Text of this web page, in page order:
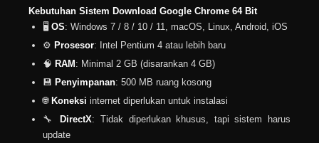
Kebutuhan Sistem Download Google Chrome 64 Bit
🖥️ OS: Windows 7 / 8 / 10 / 11, macOS, Linux, Android, iOS
⚙️ Prosesor: Intel Pentium 4 atau lebih baru
🧠 RAM : Minimal 2 GB (disarankan 4 GB)
💾 Penyimpanan: 500 MB ruang kosong
🌐 Koneksi internet diperlukan untuk instalasi
🔧
DirectX: Tidak diperlukan khusus, tapi sistem harus
update